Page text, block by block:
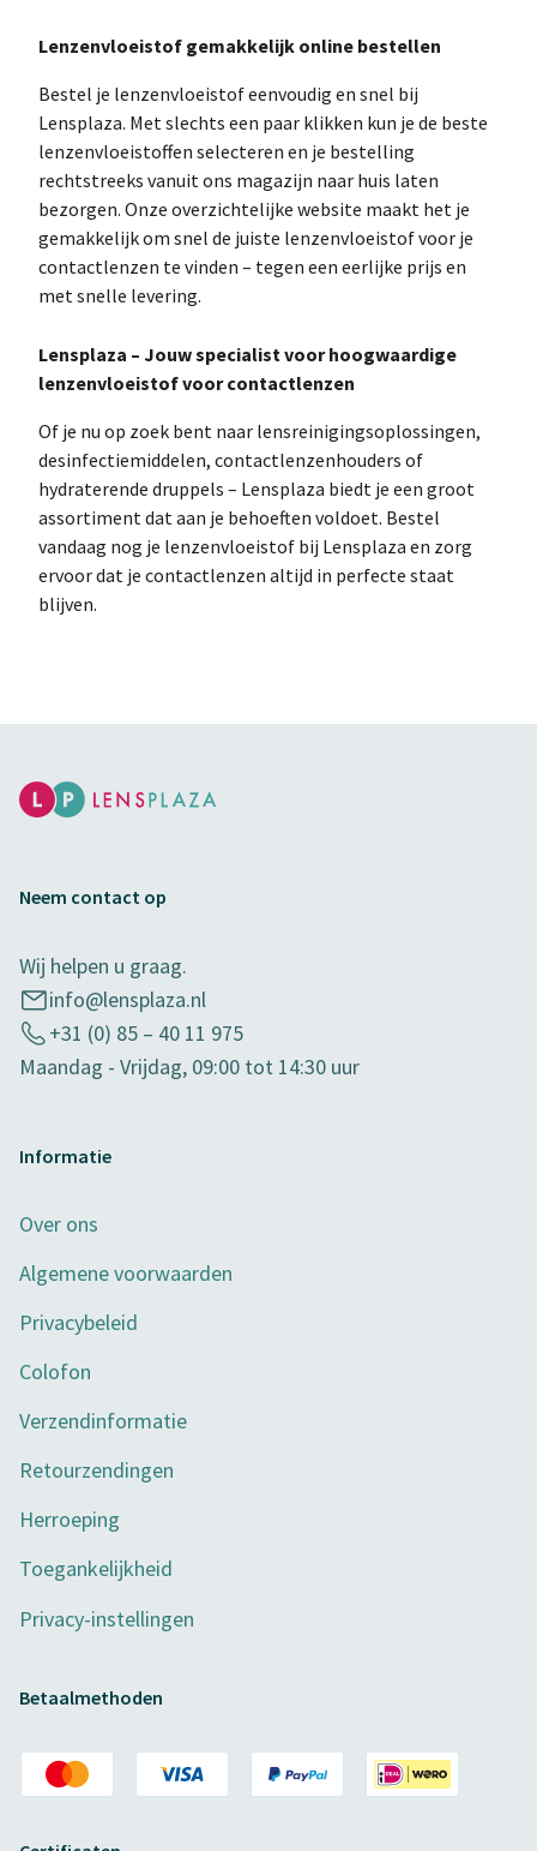
Lenzenvloeistof gemakkelijk online bestellen
Bestel je lenzenvloeistof eenvoudig en snel bij
Lensplaza. Met slechts een paar klikken kun je de beste
lenzenvloeistoffen selecteren en je bestelling
rechtstreeks vanuit ons magazijn naar huis laten
bezorgen. Onze overzichtelijke website maakt het je
gemakkelijk om snel de juiste lenzenvloeistof voor je
contactlenzen te vinden – tegen een eerlijke prijs en
met snelle levering.
Lensplaza – Jouw specialist voor hoogwaardige
lenzenvloeistof voor contactlenzen
Of je nu op zoek bent naar lensreinigingsoplossingen,
desinfectiemiddelen, contactlenzenhouders of
hydraterende druppels – Lensplaza biedt je een groot
assortiment dat aan je behoeften voldoet. Bestel
vandaag nog je lenzenvloeistof bij Lensplaza en zorg
ervoor dat je contactlenzen altijd in perfecte staat
blijven.
Neem contact op
Wij helpen u graag.
info@lensplaza.nl
+31 (0) 85 – 40 11 975
Maandag - Vrijdag, 09:00 tot 14:30 uur
Informatie
Over ons
Algemene voorwaarden
Privacybeleid
Colofon
Verzendinformatie
Retourzendingen
Herroeping
Toegankelijkheid
Privacy-instellingen
Betaalmethoden